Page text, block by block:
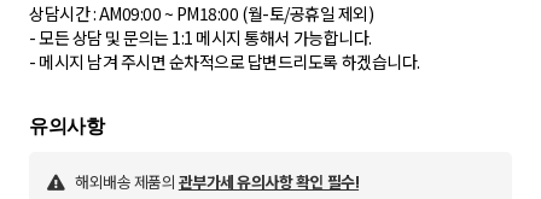
상담시간 : AM09:00 ~ PM18:00 (월-토/공휴일 제외)
- 모든 상담 및 문의는 1:1 메시지 통해서 가능합니다.
- 메시지 남겨 주시면 순차적으로 답변드리도록 하겠습니다.
유의사항
해외배송 제품의 관부가세 유의사항 확인 필수!